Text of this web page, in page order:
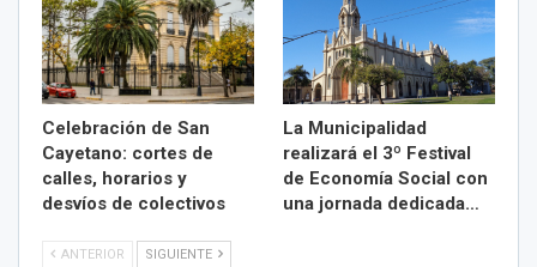
Celebración de San
Cayetano: cortes de
calles, horarios y
desvíos de colectivos
La Municipalidad
realizará el 3º Festival
de Economía Social con
una jornada dedicada…
ANTERIOR SIGUIENTE